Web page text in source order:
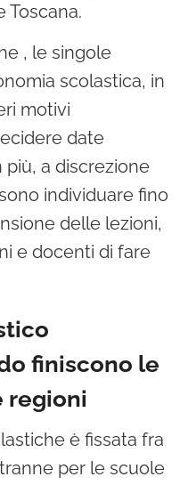
Toscana.
, le singole
scolastica, in
motivi
date
a discrezione
individuare fino
delle lezioni,
e docenti di fare
finiscono le
regioni
è fissata fra
per le scuole